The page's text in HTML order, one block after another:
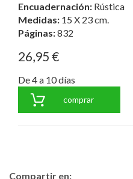
Encuadernación: Rústica
Medidas: 15 X 23 cm.
Páginas:832
26,95 €
De 4 a 10 días
comprar
Compartir en: